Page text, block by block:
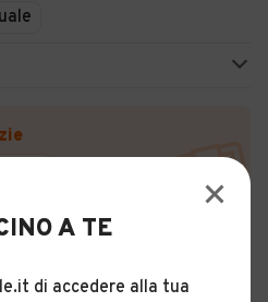
A TE
di accedere alla tua